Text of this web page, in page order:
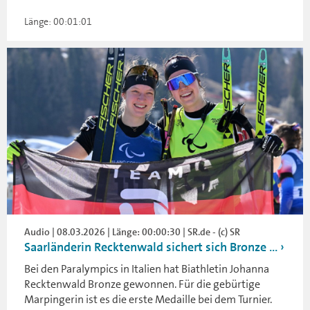
Länge: 00:01:01
Audio | 08.03.2026 | Länge: 00:00:30 | SR.de - (c) SR
Saarländerin Recktenwald sichert sich Bronze ...
Bei den Paralympics in Italien hat Biathletin Johanna
Recktenwald Bronze gewonnen. Für die gebürtige
Marpingerin ist es die erste Medaille bei dem Turnier.